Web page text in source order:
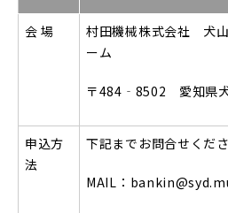
会 場
村田機械株式会社 犬
ーム
〒484‐8502 愛知県
申込方
法
下記までお問合せくださ
MAIL：